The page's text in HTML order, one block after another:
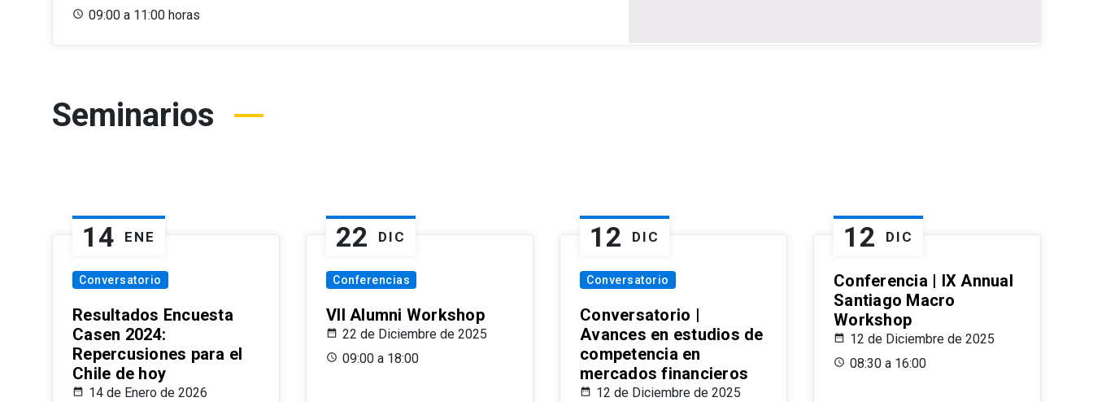
09:00 a 11:00 horas
Seminarios
14 ENE
Conversatorio
Resultados Encuesta
Casen 2024:
Repercusiones para el
Chile de hoy
14 de Enero de 2026
22 DIC
Conferencias
VII Alumni Workshop
22 de Diciembre de 2025
09:00 a 18:00
12 DIC
Conversatorio
Conversatorio |
Avances en estudios de
competencia en
mercados financieros
12 de Diciembre de 2025
12 DIC
Conferencia | IX Annual
Santiago Macro
Workshop
12 de Diciembre de 2025
08:30 a 16:00